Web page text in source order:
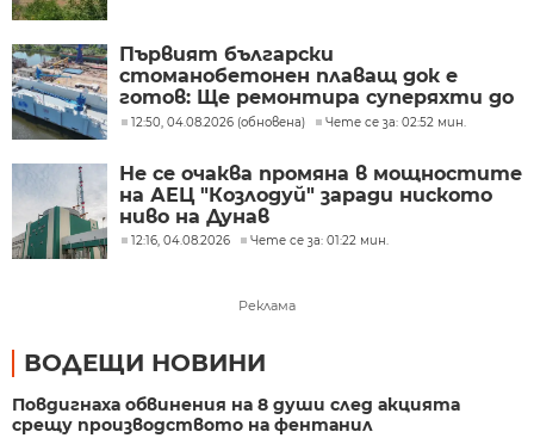
Първият български
стоманобетонен плаващ док е
готов: Ще ремонтира суперяхти до
2500 тона
12:50, 04.08.2026 (обновена) Чете се за: 02:52 мин.
Не се очаква промяна в мощностите
на АЕЦ "Козлодуй" заради ниското
ниво на Дунав
12:16, 04.08.2026 Чете се за: 01:22 мин.
Реклама
ВОДЕЩИ НОВИНИ
Повдигнаха обвинения на 8 души след акцията
срещу производството на фентанил